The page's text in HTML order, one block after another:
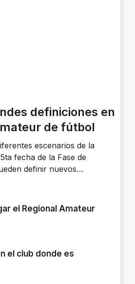
definiciones en
de fútbol
escenarios de la
fecha de la Fase de
definir nuevos
el Regional Amateur
el club donde es